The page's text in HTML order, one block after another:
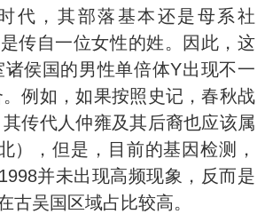
代，其部落基本还是母系社
传自一位女性的姓。因此，这
侯国的男性单倍体Y出现不一
例如，如果按照史记，春秋战
传代人仲雍及其后裔也应该属
），但是，目前的基因检测，
并未出现高频现象，反而是
古吴国区域占比较高。